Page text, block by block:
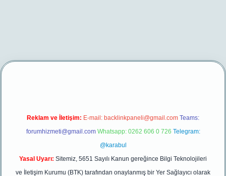
betexper yeni giriş
Reklam ve İletişim: E-mail: backlinkpaneli@gmail.com Teams:
forumhizmeti@gmail.com Whatsapp: 0262 606 0 726 Telegram:
@karabul
Yasal Uyarı: Sitemiz, 5651 Sayılı Kanun gereğince Bilgi Teknolojileri
ve İletişim Kurumu (BTK) tarafından onaylanmış bir Yer Sağlayıcı olarak